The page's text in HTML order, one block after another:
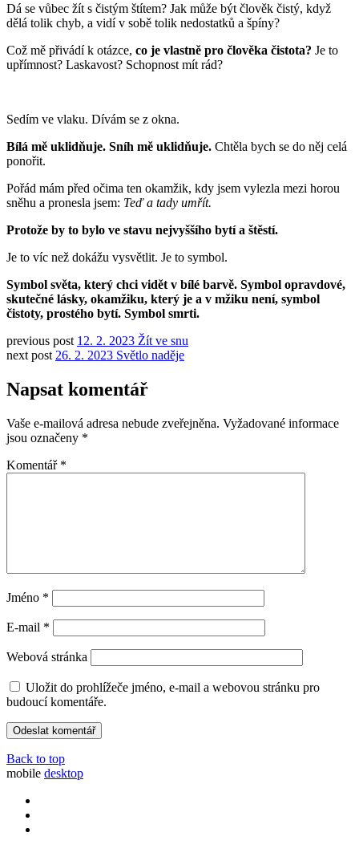
Dá se vůbec žít s čistým štítem? Jak může být člověk čistý, když
dělá tolik chyb, a vidí v sobě tolik nedostatků a špíny?
Což mě přivádí k otázce, co je vlastně pro člověka čistota? Je to
upřímnost? Laskavost? Schopnost mít rád?
Sedím ve vlaku. Dívám se z okna.
Bílá mě uklidňuje. Sníh mě uklidňuje. Chtěla bych se do něj celá
ponořit.
Pořád mám před očima ten okamžik, kdy jsem vylezla mezi horou
sněhu a pronesla jsem: Teď a tady umřít.
Protože by to bylo ve stavu nejvyššího bytí a štěstí.
Je to víc než dokážu vysvětlit. Je to symbol.
Symbol světa, který chci vidět v bílé barvě. Symbol opravdové,
skutečné lásky, okamžiku, který je a v mžiku není, symbol
čistoty, prostého bytí. Symbol smrti.
previous post 12. 2. 2023 Žít ve snu
next post 26. 2. 2023 Světlo naděje
Napsat komentář
Vaše e-mailová adresa nebude zveřejněna. Vyžadované informace
jsou označeny *
Komentář *
Jméno *
E-mail *
Webová stránka
Uložit do prohlížeče jméno, e-mail a webovou stránku pro
budoucí komentáře.
Back to top
mobile desktop